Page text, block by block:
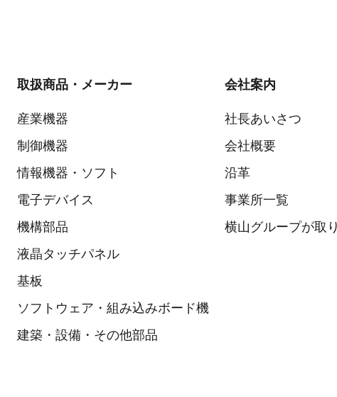
取扱商品・メーカー
産業機器
制御機器
情報機器・ソフト
電子デバイス
機構部品
液晶タッチパネル
基板
ソフトウェア・組み込みボード機
建築・設備・その他部品
会社案内
社長あいさつ
会社概要
沿革
事業所一覧
横山グループが取